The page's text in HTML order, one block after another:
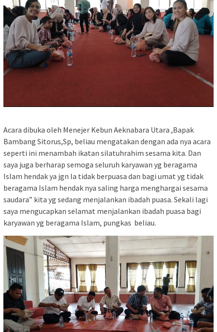
Acara dibuka oleh Menejer Kebun Aeknabara Utara ,Bapak
Bambang Sitorus,Sp, beliau mengatakan dengan ada nya acara
seperti ini menambah ikatan silatuhrahim sesama kita. Dan
saya juga berharap semoga seluruh karyawan yg beragama
Islam hendak ya jgn la tidak berpuasa dan bagi umat yg tidak
beragama Islam hendak nya saling harga menghargai sesama
saudara” kita yg sedang menjalankan ibadah puasa. Sekali lagi
saya mengucapkan selamat menjalankan ibadah puasa bagi
karyawan yg beragama Islam, pungkas beliau.